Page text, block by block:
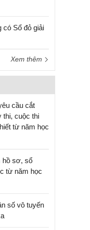
có Sổ đỏ giải
Xem thêm
cầu cắt
thi, cuộc thi
từ năm học
hồ sơ, sổ
từ năm học
số vô tuyến